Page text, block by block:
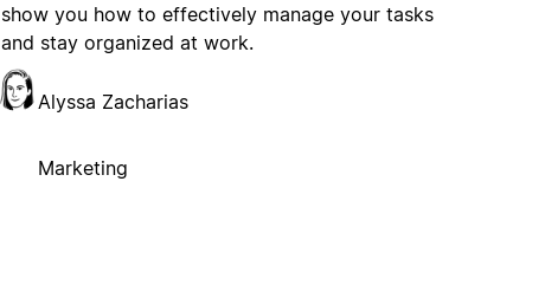
show you how to effectively manage your tasks
and stay organized at work.
Alyssa Zacharias
Marketing